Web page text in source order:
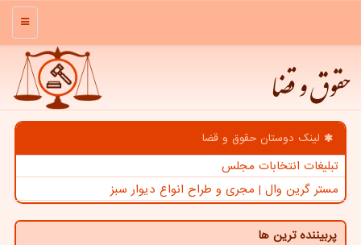
منو
حقوق و قضا
لینک دوستان حقوق و قضا
تبلیغات انتخابات مجلس
مستر گرین وال | مجری و طراح انواع دیوار سبز
پربیننده ترین ها